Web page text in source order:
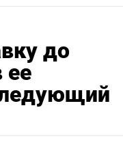
до
ее